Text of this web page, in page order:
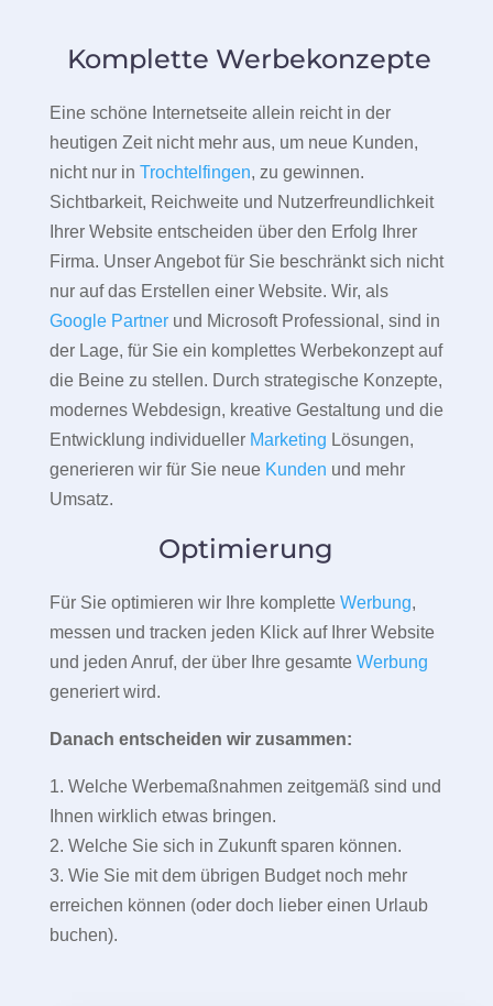
Komplette Werbekonzepte
Eine schöne Internetseite allein reicht in der
heutigen Zeit nicht mehr aus, um neue Kunden,
nicht nur in Trochtelfingen, zu gewinnen.
Sichtbarkeit, Reichweite und Nutzerfreundlichkeit
Ihrer Website entscheiden über den Erfolg Ihrer
Firma. Unser Angebot für Sie beschränkt sich nicht
nur auf das Erstellen einer Website. Wir, als
Google Partnerund Microsoft Professional, sind in
der Lage, für Sie ein komplettes Werbekonzept auf
die Beine zu stellen. Durch strategische Konzepte,
modernes Webdesign, kreative Gestaltung und die
Entwicklung individueller Marketing Lösungen,
generieren wir für Sie neue Kunden und mehr
Umsatz.
Optimierung
Für Sie optimieren wir Ihre komplette Werbung,
messen und tracken jeden Klick auf Ihrer Website
und jeden Anruf, der über Ihre gesamte Werbung
generiert wird.
Danach entscheiden wir zusammen:
1. Welche Werbemaßnahmen zeitgemäß sind und
Ihnen wirklich etwas bringen.
2. Welche Sie sich in Zukunft sparen können.
3. Wie Sie mit dem übrigen Budget noch mehr
erreichen können (oder doch lieber einen Urlaub
buchen).